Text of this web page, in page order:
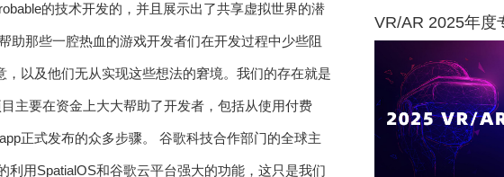
的技术开发的，并且展示出了共享虚拟世界的潜
助那些一腔热血的游戏开发者们在开发过程中少些阻
以及他们无从实现这些想法的窘境。我们的存在就是
主要在资金上大大帮助了开发者，包括从使用付费
正式发布的众多步骤。 谷歌科技合作部门的全球主
利用SpatialOS和谷歌云平台强大的功能，这只是我们
VR/AR 2025年度